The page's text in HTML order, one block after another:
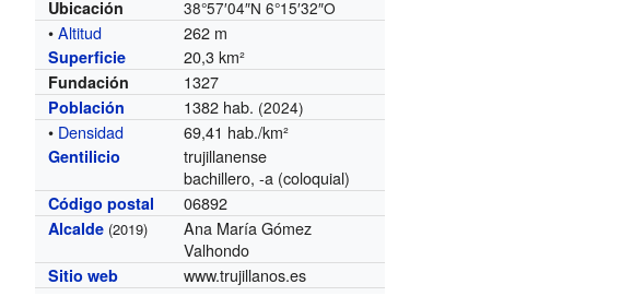
Ubicación 38°57′04″N 6°15′32″O
•Altitud 262 m
Superficie 20,3 km²
Fundación 1327
Población 1382 hab. (2024)
• Densidad 69,41 hab./km²
Gentilicio
trujillanense
bachillero, -a (coloquial)
Código postal 06892
Alcalde (2019)
Ana María Gómez
Valhondo
Sitio web www.trujillanos.es